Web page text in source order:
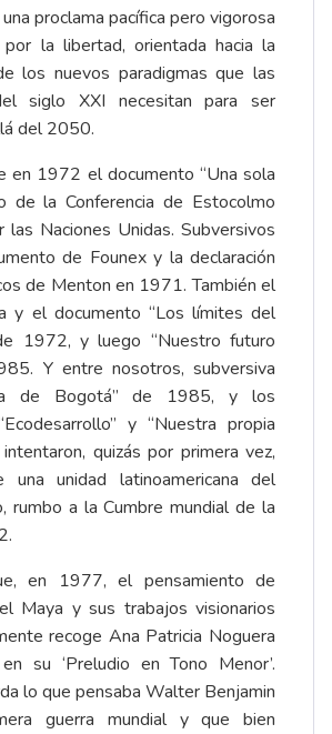
proclama pacífica pero vigorosa
la libertad, orientada hacia la
los nuevos paradigmas que las
siglo XXI necesitan para ser
del 2050.
en 1972 el documento “Una sola
de la Conferencia de Estocolmo
las Naciones Unidas. Subversivos
de Founex y la declaración
de Menton en 1971. También el
y el documento “Los límites del
1972, y luego “Nuestro futuro
Y entre nosotros, subversiva
de Bogotá” de 1985, y los
y “Nuestra propia
quizás por primera vez,
unidad latinoamericana del
rumbo a la Cumbre mundial de la
en 1977, el pensamiento de
Maya y sus trabajos visionarios
recoge Ana Patricia Noguera
su ‘Preludio en Tono Menor’.
lo que pensaba Walter Benjamin
guerra mundial y que bien